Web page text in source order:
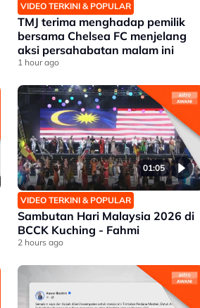
VIDEO TERKINI & POPULAR
TMJ terima menghadap pemilik
bersama Chelsea FC menjelang
aksi persahabatan malam ini
1 hour ago
01:05
VIDEO TERKINI & POPULAR
Sambutan Hari Malaysia 2026 di
BCCK Kuching - Fahmi
2 hours ago